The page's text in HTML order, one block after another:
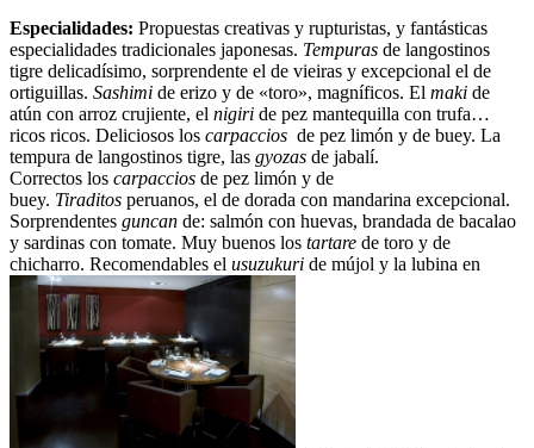
Especialidades: Propuestas creativas y rupturistas, y fantásticas
especialidades tradicionales japonesas. Tempuras de langostinos
tigre delicadísimo, sorprendente el de vieiras y excepcional el de
ortiguillas. Sashimi de erizo y de «toro», magníficos. El maki de
atún con arroz crujiente, el nigiri de pez mantequilla con trufa…
ricos ricos. Deliciosos los carpaccios de pez limón y de buey. La
tempura de langostinos tigre, las gyozas de jabalí.
Correctos los carpaccios de pez limón y de
buey. Tiraditos peruanos, el de dorada con mandarina excepcional.
Sorprendentes guncan de: salmón con huevas, brandada de bacalao
y sardinas con tomate. Muy buenos los tartare de toro y de
chicharro. Recomendables el usuzukuri de mújol y la lubina en